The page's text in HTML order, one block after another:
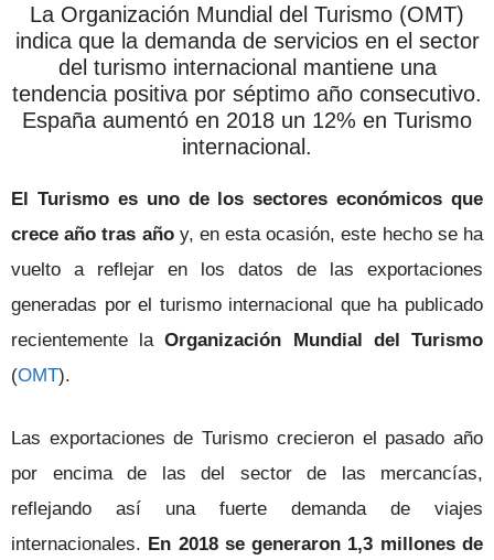
La Organización Mundial del Turismo (OMT)
indica que la demanda de servicios en el sector
del turismo internacional mantiene una
tendencia positiva por séptimo año consecutivo.
España aumentó en 2018 un 12% en Turismo
internacional.
El Turismo es uno de los sectores económicos que
crece año tras añoy, en esta ocasión, este hecho se ha
vuelto a reflejar en los datos de las exportaciones
generadas por el turismo internacional que ha publicado
recientemente laOrganización Mundial del Turismo
(OMT).
Las exportaciones de Turismo crecieron el pasado año
por encima de las del sector de las mercancías,
reflejando así una fuerte demanda de viajes
internacionales. En 2018 se generaron 1,3 millones de